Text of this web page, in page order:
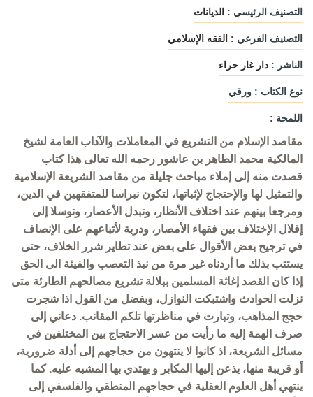
التصنيف الرئيسي : الديانات
التصنيف الفرعي : الفقه الإسلامي
الناشر : دار غار حراء
نوع الكتاب : ورقي
اللمحة :
مقاصد الإسلام من التشريع في المعاملات والآداب العامة لشيخ
المالكية محمد الطاهر بن عاشور رحمه الله تعالى هذا كتاب
قصدت منه إلى إملاء مباحث جليلة من مقاصد الشريعة الإسلامية
والتمثيل لها والإحتجاج لإثباتها، لتكون نبراسا للمتفقهين في الدين،
ومرجعا بينهم عند اختلاف الأنظار، وتبدل الأعصار، وتوسلا إلى
إقلال الإختلاف بين فقهاء الأمصار، ودربة لأتباعهم على الإنصاف
في ترجيح بعض الأقوال على بعض عند تطاير شرر الخلاف، حتى
يستتب بذلك ما أردناه غير مرة من نبذ التعصب والفيئة الى الحق
إذا كان القصد إغاثة المسلمين ببلالة تشريع مصالحهم الطارئة متى
نزلت الحوادث واشتبكت النوازل، وبفضل من القول اذا شجرت
حجج المذاهب، وتبارت في مناظرتها تلكم المقانب. دعاني إلى
صرف الهمة إليه ما رأيت من عسر الاحتجاج بين المختلفين في
مسائل الشريعة، اذ كانوا لا ينتهون من حجاجهم إلى أدلة ضرورية،
أو قريبة منها، يذعن إليها المكابر و يهتدي بها المشبه عليه. كما
ينتهي أهل العلوم العقلية في حجاجهم المنطقي والفلسفي إلى